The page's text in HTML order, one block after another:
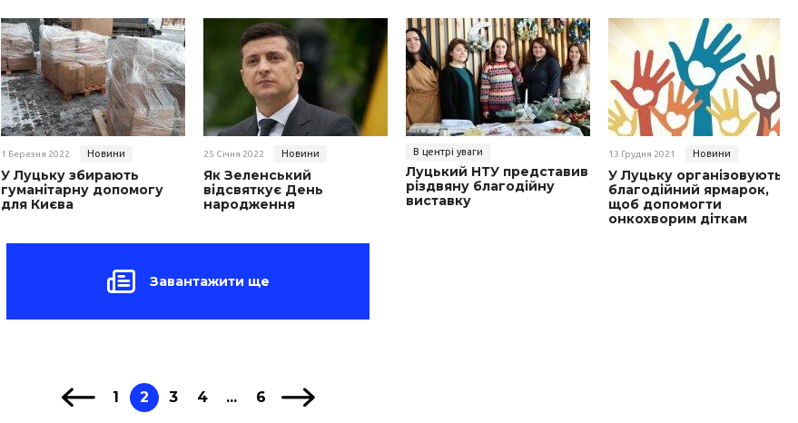
1 Березня 2022 Новини
У Луцьку збирають
гуманітарну допомогу
для Києва
25 Січня 2022 Новини
Як Зеленський
відсвяткує День
народження
В центрі уваги
Луцький НТУ представив
різдвяну благодійну
виставку
13 Грудня 2021 Новини
У Луцьку організовують
благодійний ярмарок,
щоб допомогти
онкохворим діткам
Завантажити ще
1 2 3 4 ... 6